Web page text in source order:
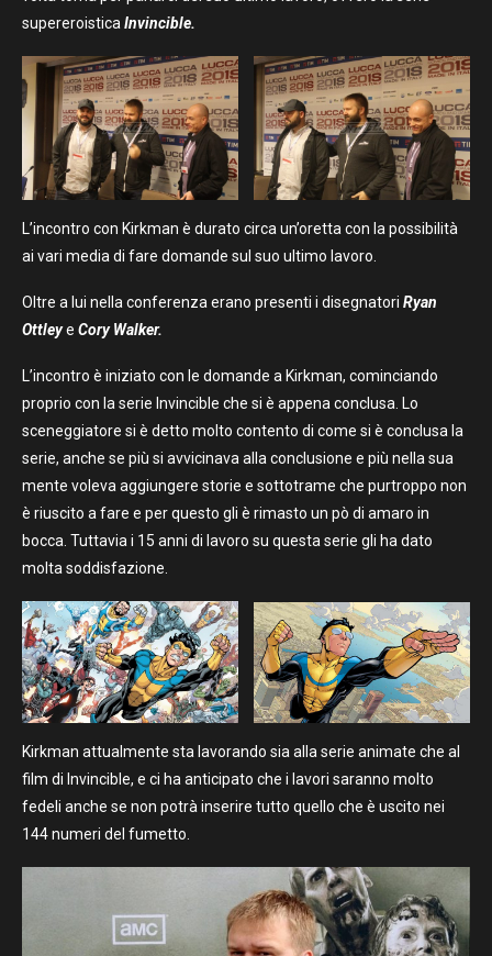
supereroistica Invincible.
L’incontro con Kirkman è durato circa un’oretta con la possibilità
ai vari media di fare domande sul suo ultimo lavoro.
Oltre a lui nella conferenza erano presenti i disegnatori Ryan
Ottleye Cory Walker.
L’incontro è iniziato con le domande a Kirkman, cominciando
proprio con la serie Invincible che si è appena conclusa. Lo
sceneggiatore si è detto molto contento di come si è conclusa la
serie, anche se più si avvicinava alla conclusione e più nella sua
mente voleva aggiungere storie e sottotrame che purtroppo non
è riuscito a fare e per questo gli è rimasto un pò di amaro in
bocca. Tuttavia i 15 anni di lavoro su questa serie gli ha dato
molta soddisfazione.
Kirkman attualmente sta lavorando sia alla serie animate che al
film di Invincible, e ci ha anticipato che i lavori saranno molto
fedeli anche se non potrà inserire tutto quello che è uscito nei
144 numeri del fumetto.